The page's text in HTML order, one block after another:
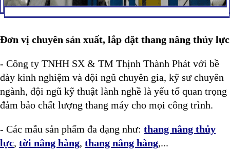
Đơn vị chuyên sản xuất, lắp đặt thang nâng thủy lực
- Công ty TNHH SX & TM Thịnh Thành Phát với bề
dày kinh nghiệm và đội ngũ chuyên gia, kỹ sư chuyên
ngành, đội ngũ kỹ thuật lành nghề là yếu tố quan trọng
đảm bảo chất lượng thang máy cho mọi công trình.
- Các mẫu sản phẩm đa dạng như: thang nâng thủy
lực, tời nâng hàng, thang nâng hàng,...